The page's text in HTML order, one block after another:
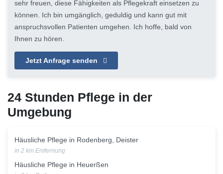
sehr freuen, diese Fähigkeiten als Pflegekraft einsetzen zu
können. Ich bin umgänglich, geduldig und kann gut mit
anspruchsvollen Patienten umgehen. Ich hoffe, bald von
Ihnen zu hören.
Jetzt Anfrage senden
24 Stunden Pflege in der
Umgebung
Häusliche Pflege in Rodenberg, Deister
in 2 km Entfernung
Häusliche Pflege in Heuerßen